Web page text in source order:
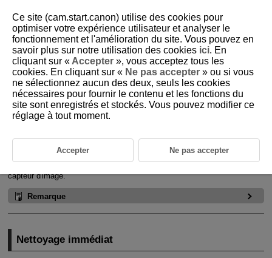
D388-222
Nettoyage du capteur
Nettoyage immédiat
Nettoyage manuel
capteur d'image.
Remarque
Nettoyage immédiat
Ce site (cam.start.canon) utilise des cookies pour
optimiser votre expérience utilisateur et analyser le
fonctionnement et l'amélioration du site. Vous pouvez en
savoir plus sur notre utilisation des cookies ici. En
cliquant sur « Accepter », vous acceptez tous les
cookies. En cliquant sur « Ne pas accepter » ou si vous
ne sélectionnez aucun des deux, seuls les cookies
nécessaires pour fournir le contenu et les fonctions du
site sont enregistrés et stockés. Vous pouvez modifier ce
réglage à tout moment.
Accepter Ne pas accepter